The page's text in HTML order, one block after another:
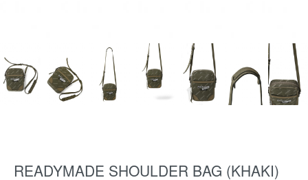
READYMADE SHOULDER BAG (KHAKI)